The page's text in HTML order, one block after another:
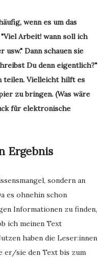
wenn es um das
Arbeit! wann soll ich
usw." Dann schauen sie
Du denn eigentlich?"
teilen. Vielleicht hilft es
zu bringen. (Was wäre
für elektronische
Ergebnis
sondern an
es ohnehin schon
Informationen zu finden,
ich meinen Text
haben die Leser:innen
er/sie den Text bis zum